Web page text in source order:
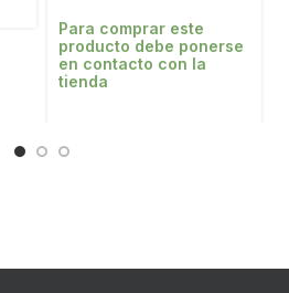
Para comprar este
producto debe ponerse
en contacto con la
tienda